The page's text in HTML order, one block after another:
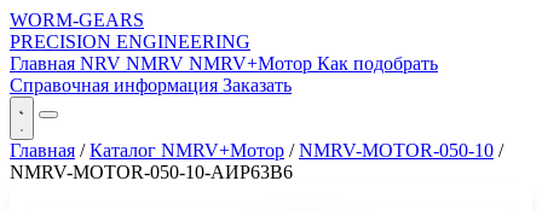
WORM-GEARS
PRECISION ENGINEERING
Главная NRV NMRV NMRV+Мотор Как подобрать
Справочная информация Заказать
Главная / Каталог NMRV+Мотор / NMRV-MOTOR-050-10 /
NMRV-MOTOR-050-10-АИР63B6